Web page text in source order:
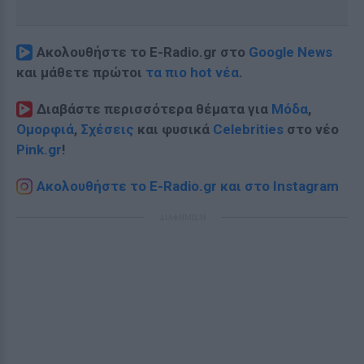
Ακολουθήστε το E-Radio.gr στο Google News
και μάθετε πρώτοι τα πιο hot νέα.
Διαβάστε περισσότερα θέματα για Μόδα,
Ομορφιά, Σχέσεις και φυσικά Celebrities στο νέο
Pink.gr!
Ακολουθήστε το E-Radio.gr και στο Instagram